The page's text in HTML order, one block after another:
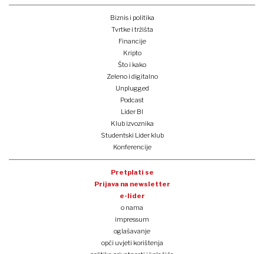
Biznis i politika
Tvrtke i tržišta
Financije
Kripto
Što i kako
Zeleno i digitalno
Unplugged
Podcast
Lider BI
Klub izvoznika
Studentski Lider klub
Konferencije
Pretplati se
Prijava na newsletter
e-lider
o nama
impressum
oglašavanje
opći uvjeti korištenja